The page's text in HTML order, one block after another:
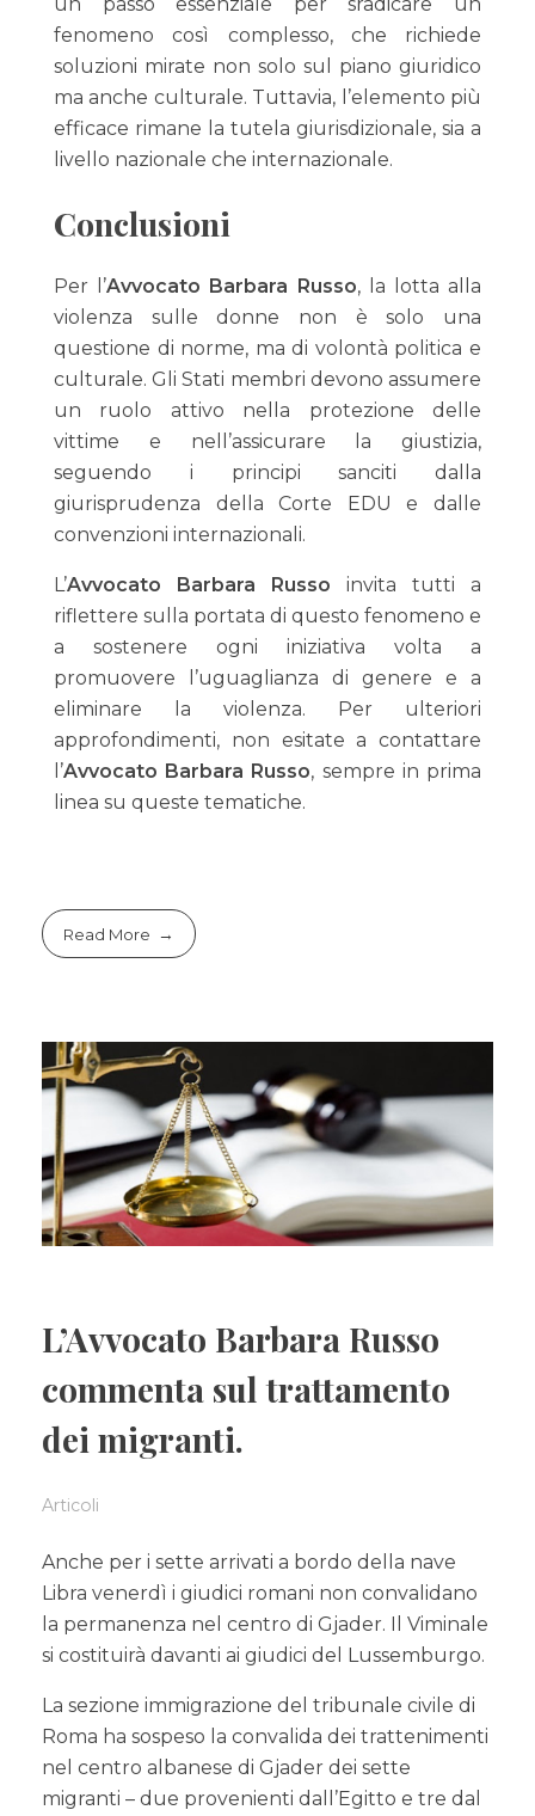
fenomeno così complesso, che richiede
soluzioni mirate non solo sul piano giuridico
ma anche culturale. Tuttavia, l’elemento più
efficace rimane la tutela giurisdizionale, sia a
livello nazionale che internazionale.
Conclusioni
Per l’Avvocato Barbara Russo, la lotta alla
violenza sulle donne non è solo una
questione di norme, ma di volontà politica e
culturale. Gli Stati membri devono assumere
un ruolo attivo nella protezione delle
vittime e nell’assicurare la giustizia,
seguendo i principi sanciti dalla
giurisprudenza della Corte EDU e dalle
convenzioni internazionali.
L’Avvocato Barbara Russo invita tutti a
riflettere sulla portata di questo fenomeno e
a sostenere ogni iniziativa volta a
promuovere l’uguaglianza di genere e a
eliminare la violenza. Per ulteriori
approfondimenti, non esitate a contattare
l’Avvocato Barbara Russo, sempre in prima
linea su queste tematiche.
Read More
L’Avvocato Barbara Russo
commenta sul trattamento
dei migranti.
Articoli
Anche per i sette arrivati a bordo della nave
Libra venerdì i giudici romani non convalidano
la permanenza nel centro di Gjader. Il Viminale
si costituirà davanti ai giudici del Lussemburgo.
La sezione immigrazione del tribunale civile di
Roma ha sospeso la convalida dei trattenimenti
nel centro albanese di Gjader dei sette
migranti – due provenienti dall’Egitto e tre dal